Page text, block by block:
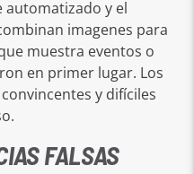
automatizado y el
imagenes para
muestra eventos o
en primer lugar. Los
y difíciles
FALSAS